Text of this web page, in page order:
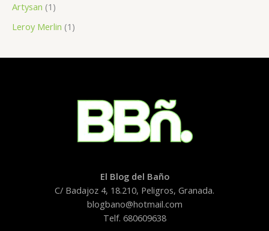
Artysan (1)
Leroy Merlin (1)
El Blog del Baño
C/ Badajoz 4, 18.210, Peligros, Granada.
blogbano@hotmail.com
Telf. 680609638